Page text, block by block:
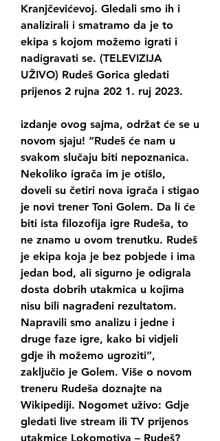
Kranjčevićevoj. Gledali smo ih i
analizirali i smatramo da je to
ekipa s kojom možemo igrati i
nadigravati se. (TELEVIZIJA
UŽIVO) Rudeš Gorica gledati
prijenos 2 rujna 202 1. ruj 2023.
izdanje ovog sajma, održat će se u
novom sjaju! “Rudeš će nam u
svakom slučaju biti nepoznanica.
Nekoliko igrača im je otišlo,
doveli su četiri nova igrača i stigao
je novi trener Toni Golem. Da li će
biti ista filozofija igre Rudeša, to
ne znamo u ovom trenutku. Rudeš
je ekipa koja je bez pobjede i ima
jedan bod, ali sigurno je odigrala
dosta dobrih utakmica u kojima
nisu bili nagrađeni rezultatom.
Napravili smo analizu i jedne i
druge faze igre, kako bi vidjeli
gdje ih možemo ugroziti”,
zaključio je Golem. Više o novom
treneru Rudeša doznajte na
Wikipediji. Nogomet uživo: Gdje
gledati live stream ili TV prijenos
utakmice Lokomotiva – Rudeš?